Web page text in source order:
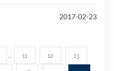
2017-02-23
.. 11 12 13